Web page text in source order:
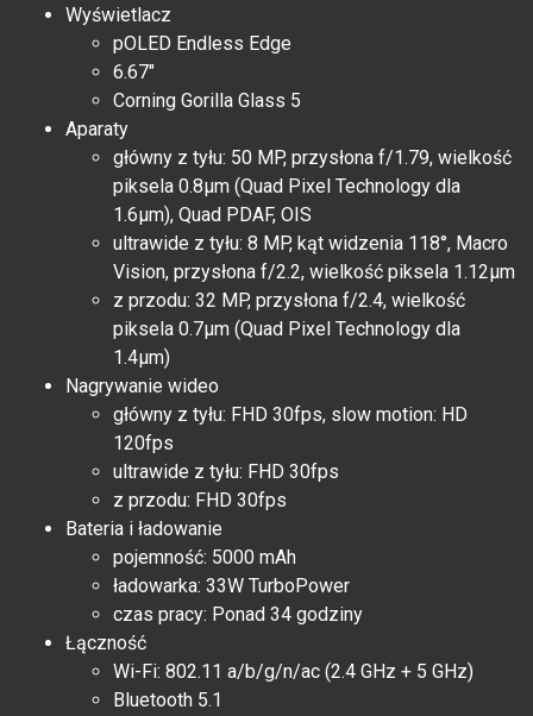
Wyświetlacz
pOLED Endless Edge
6.67"
Corning Gorilla Glass 5
Aparaty
główny z tyłu: 50 MP, przysłona f/1.79, wielkość
piksela 0.8μm (Quad Pixel Technology dla
1.6μm), Quad PDAF, OIS
ultrawide z tyłu: 8 MP, kąt widzenia 118°, Macro
Vision, przysłona f/2.2, wielkość piksela 1.12μm
z przodu: 32 MP, przysłona f/2.4, wielkość
piksela 0.7μm (Quad Pixel Technology dla
1.4μm)
Nagrywanie wideo
główny z tyłu: FHD 30fps, slow motion: HD
120fps
ultrawide z tyłu: FHD 30fps
z przodu: FHD 30fps
Bateria i ładowanie
pojemność: 5000 mAh
ładowarka: 33W TurboPower
czas pracy: Ponad 34 godziny
Łączność
Wi-Fi: 802.11 a/b/g/n/ac (2.4 GHz + 5 GHz)
Bluetooth 5.1